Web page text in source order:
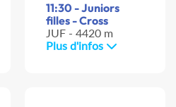
11:30 - Juniors
filles - Cross
JUF - 4420 m
Plus d'infos